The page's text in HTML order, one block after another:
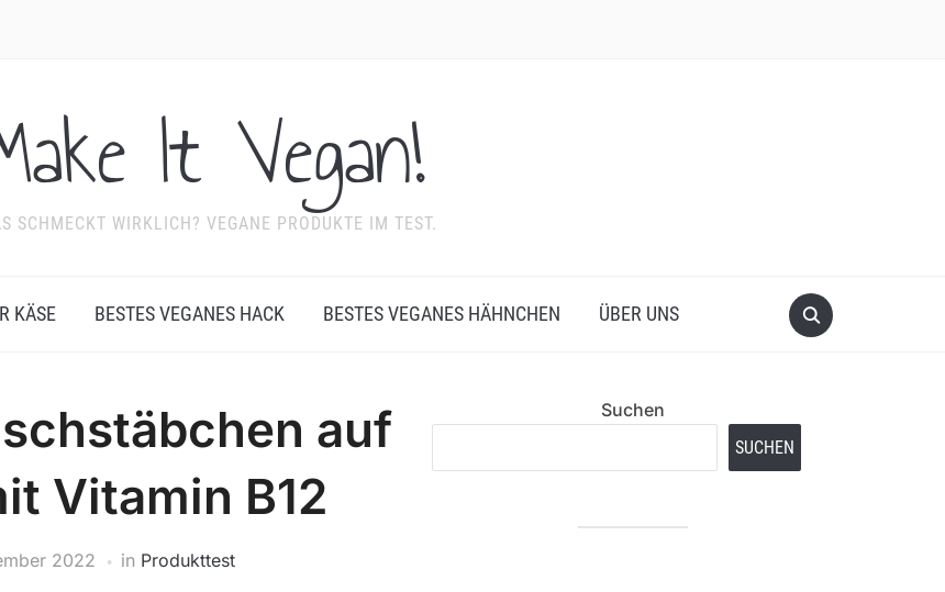
It Vegan!
SCHMECKT WIRKLICH? VEGANE PRODUKTE IM TEST.
KÄSE BESTES VEGANES HACK BESTES VEGANES HÄHNCHEN ÜBER UNS
auf
Vitamin B12
2022 in Produkttest
Suchen
SUCHEN